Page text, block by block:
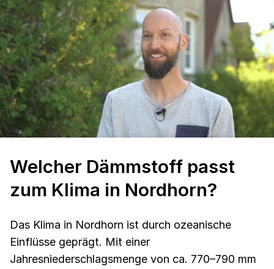
Welcher Dämmstoff passt
zum Klima in Nordhorn?
Das Klima in Nordhorn ist durch ozeanische
Einflüsse geprägt. Mit einer
Jahresniederschlagsmenge von ca. 770–790 mm